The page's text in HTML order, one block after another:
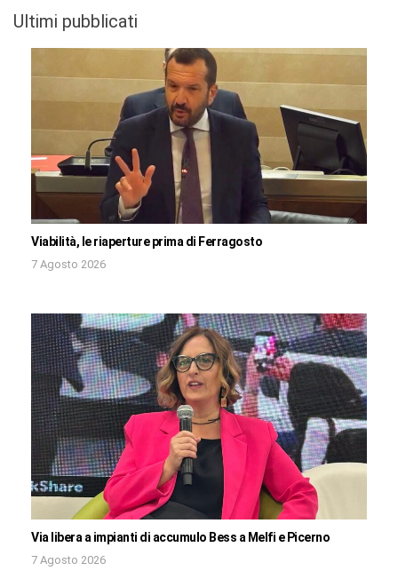
Ultimi pubblicati
Viabilità, le riaperture prima di Ferragosto
7 Agosto 2026
Via libera a impianti di accumulo Bess a Melfi e Picerno
7 Agosto 2026